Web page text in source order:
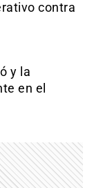
contra
y la
en el